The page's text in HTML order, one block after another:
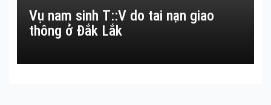
Vụ nam sinh T::V do tai nạn giao
thông ở Đắk Lắk